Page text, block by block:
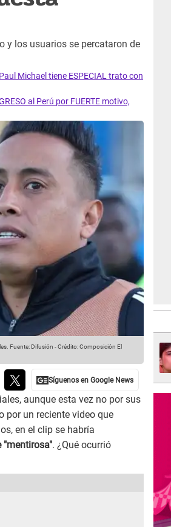
y los usuarios se percataron de
Michael tiene ESPECIAL trato con
al Perú por FUERTE motivo,
Fuente: Difusión -Crédito: Composición El
aunque esta vez no por sus
por un reciente video que
en el clip se habría
"mentirosa". ¿Qué ocurrió